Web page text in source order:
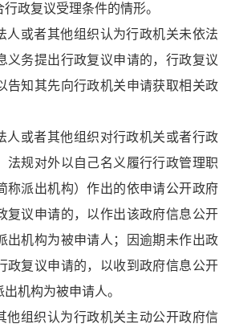
行政复议受理条件的情形。
或者其他组织认为行政机关未依法
义务提出行政复议申请的，行政复议
告知其先向行政机关申请获取相关政
或者其他组织对行政机关或者行政
法规对外以自己名义履行行政管理职
称派出机构）作出的依申请公开政府
复议申请的，以作出该政府信息公开
出机构为被申请人；因逾期未作出政
政复议申请的，以收到政府信息公开
机构为被申请人。
他组织认为行政机关主动公开政府信